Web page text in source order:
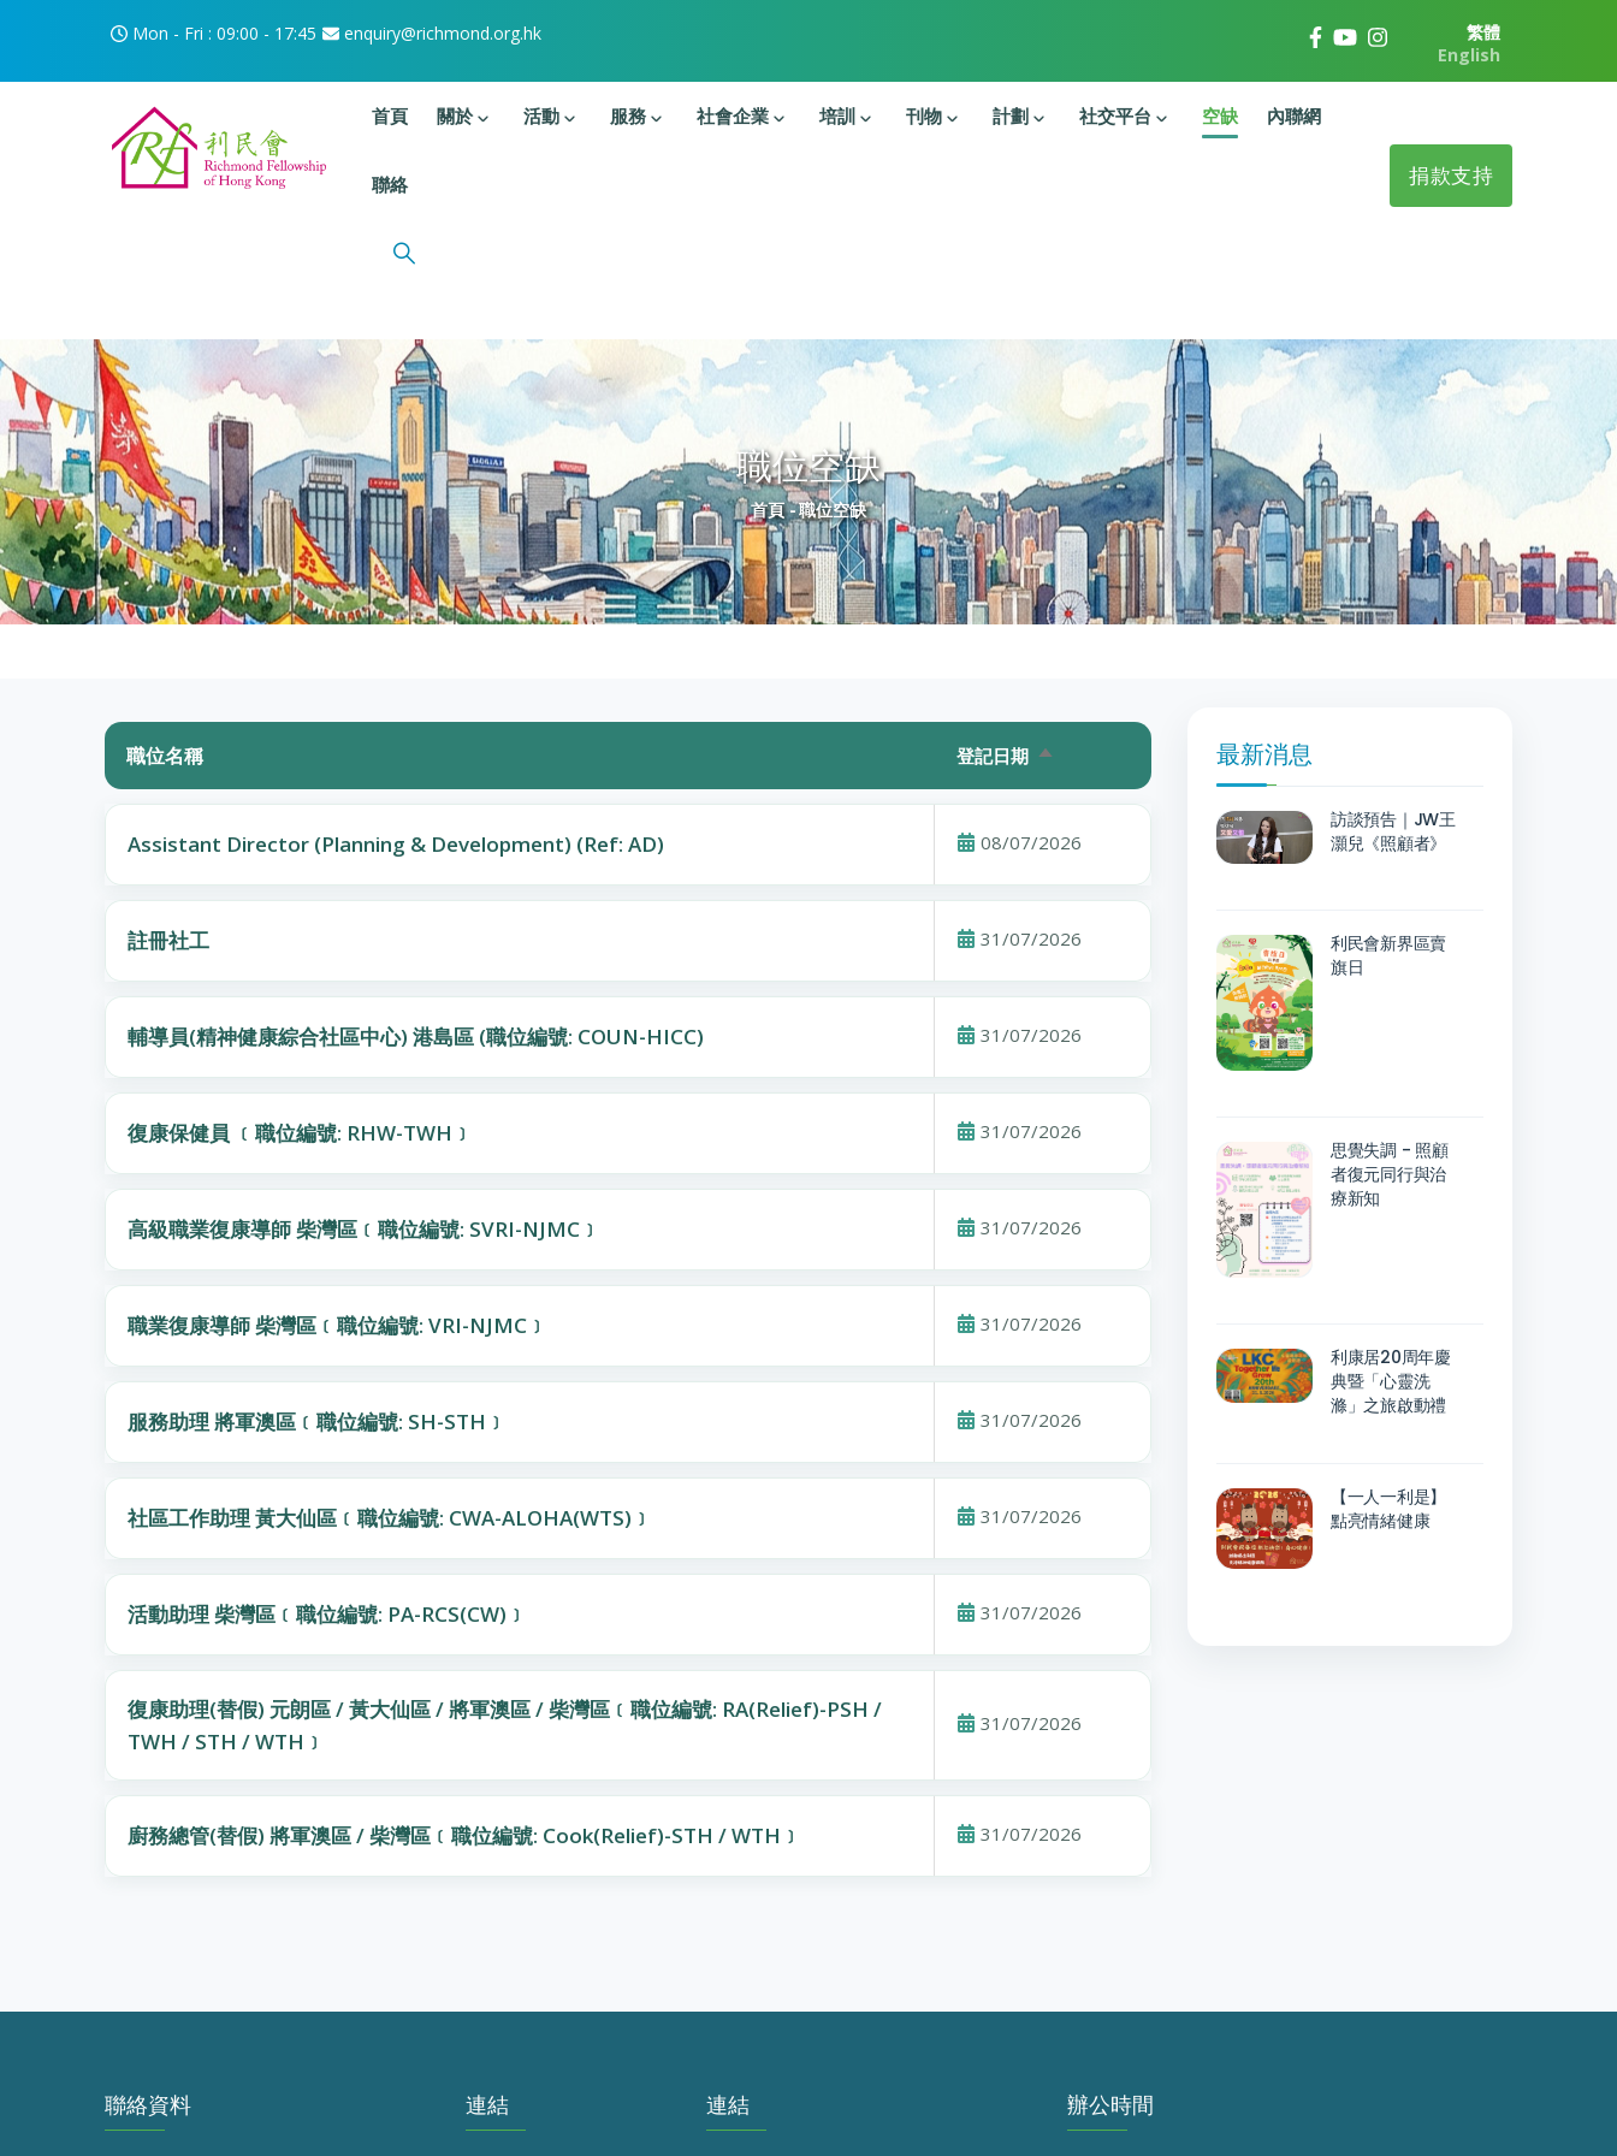
Mon - Fri : 09:00 - 17:45 enquiry@richmond.org.hk
繁體
English
主選單
首頁 關於 活動 服務 社會企業 培訓 刊物 計劃 社交平台 空缺 內聯網
聯絡 捐款支持
職位空缺
導航連結
首頁 -職位空缺
職位名稱 登記日期 由大到小
Assistant Director (Planning & Development) (Ref: AD) 08/07/2026
註冊社工 31/07/2026
輔導員(精神健康綜合社區中心) 港島區 (職位編號: COUN-HICC) 31/07/2026
復康保健員 ﹝職位編號: RHW-TWH﹞ 31/07/2026
高級職業復康導師 柴灣區﹝職位編號: SVRI-NJMC﹞ 31/07/2026
職業復康導師 柴灣區﹝職位編號: VRI-NJMC﹞ 31/07/2026
服務助理 將軍澳區﹝職位編號: SH-STH﹞ 31/07/2026
社區工作助理 黃大仙區﹝職位編號: CWA-ALOHA(WTS)﹞ 31/07/2026
活動助理 柴灣區﹝職位編號: PA-RCS(CW)﹞ 31/07/2026
復康助理(替假) 元朗區 / 黃大仙區 / 將軍澳區 / 柴灣區﹝職位編號: RA(Relief)-PSH /
TWH / STH / WTH﹞
31/07/2026
廚務總管(替假) 將軍澳區 / 柴灣區﹝職位編號: Cook(Relief)-STH / WTH﹞ 31/07/2026
最新消息
訪談預告｜JW王
灝兒《照顧者》
利民會新界區賣
旗日
思覺失調 - 照顧
者復元同行與治
療新知
利康居20周年慶
典暨「心靈洗
滌」之旅啟動禮
【一人一利是】
點亮情緒健康
聯絡資料 連結 連結 辦公時間